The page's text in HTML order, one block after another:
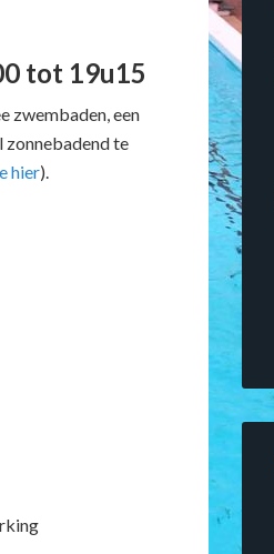
tot 19u15
zwembaden, een
zonnebadend te
hier).